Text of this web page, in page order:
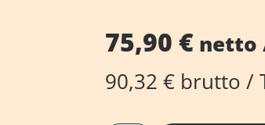
75,90€ netto
90,32€ brutto /